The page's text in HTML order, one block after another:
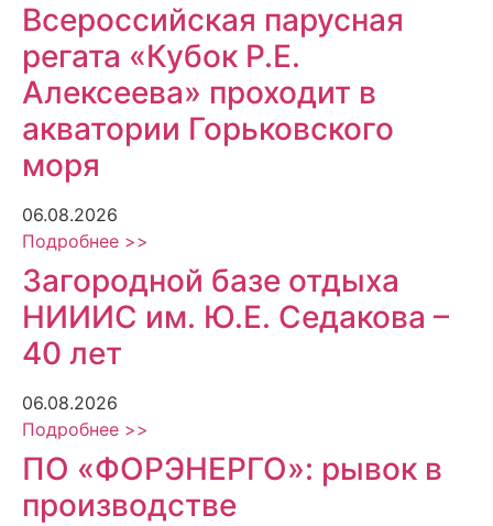
Всероссийская парусная
регата «Кубок Р.Е.
Алексеева» проходит в
акватории Горьковского
моря
06.08.2026
Подробнее >>
Загородной базе отдыха
НИИИС им. Ю.Е. Седакова –
40 лет
06.08.2026
Подробнее >>
ПО «ФОРЭНЕРГО»: рывок в
производстве